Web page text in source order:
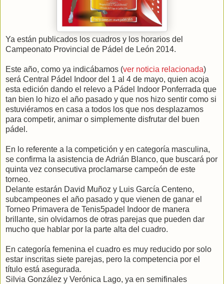
Ya están publicados los cuadros y los horarios del
Campeonato Provincial de Pádel de León 2014.
Este año, como ya indicábamos (ver noticia relacionada)
será Central Pádel Indoor del 1 al 4 de mayo, quien acoja
esta edición dando el relevo a Pádel Indoor Ponferrada que
tan bien lo hizo el año pasado y que nos hizo sentir como si
estuviéramos en casa a todos los que nos desplazamos
para competir, animar o simplemente disfrutar del buen
pádel.
En lo referente a la competición y en categoría masculina,
se confirma la asistencia de Adrián Blanco, que buscará por
quinta vez consecutiva proclamarse campeón de este
torneo.
Delante estarán David Muñoz y Luis García Centeno,
subcampeones el año pasado y que vienen de ganar el
Torneo Primavera de Tenis5padel Indoor de manera
brillante, sin olvidarnos de otras parejas que pueden dar
mucho que hablar por la parte alta del cuadro.
En categoría femenina el cuadro es muy reducido por solo
estar inscritas siete parejas, pero la competencia por el
título está asegurada.
Silvia González y Verónica Lago, ya en semifinales